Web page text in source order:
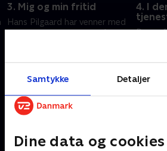
Samtykke Detaljer
Dine data og cookies
3. Mig og min fritid
Hans Pilgaard har venner med
4. I
Der er
og
3. juni
Andre så også